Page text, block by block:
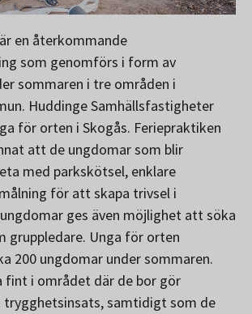
en återkommande
som genomförs i form av
sommaren i tre områden i
Huddinge Samhällsfastigheter
för orten i Skogås. Feriepraktiken
att de ungdomar som blir
med parkskötsel, enklare
för att skapa trivsel i
ges även möjlighet att söka
gruppledare. Unga för orten
200 ungdomar under sommaren.
fint i området där de bor gör
trygghetsinsats, samtidigt som de